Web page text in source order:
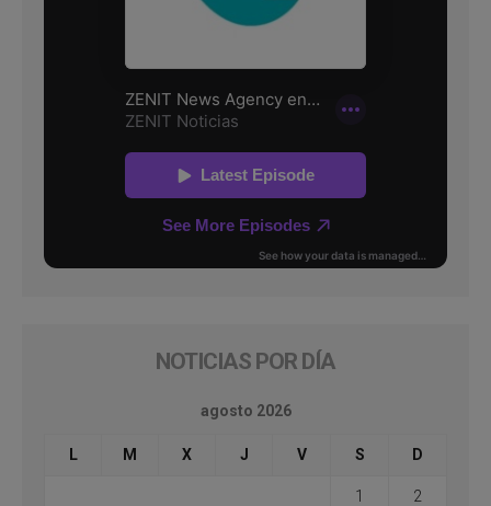
NOTICIAS POR DÍA
agosto 2026
L M X J V S D
1 2